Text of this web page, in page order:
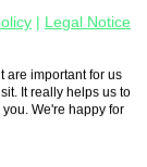
Legal Notice
are important for us
It really helps us to
We're happy for